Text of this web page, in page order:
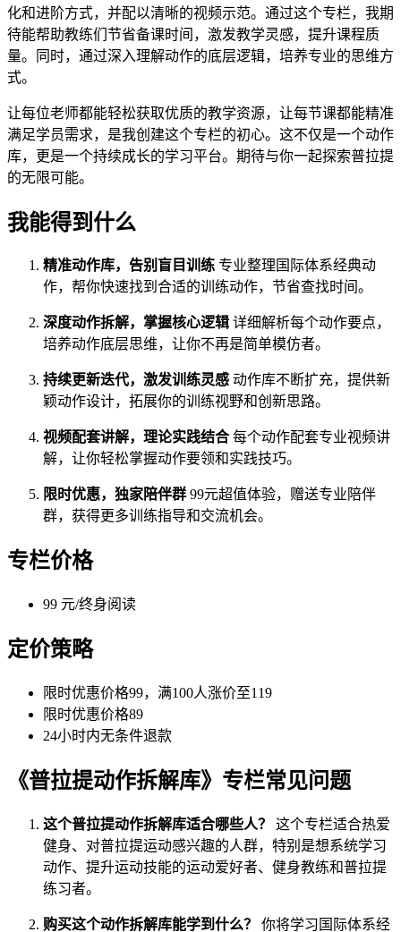
化和进阶方式，并配以清晰的视频示范。通过这个专栏，我期
待能帮助教练们节省备课时间，激发教学灵感，提升课程质
量。同时，通过深入理解动作的底层逻辑，培养专业的思维方
式。
让每位老师都能轻松获取优质的教学资源，让每节课都能精准
满足学员需求，是我创建这个专栏的初心。这不仅是一个动作
库，更是一个持续成长的学习平台。期待与你一起探索普拉提
的无限可能。
我能得到什么
精准动作库，告别盲目训练 专业整理国际体系经典动
作，帮你快速找到合适的训练动作，节省查找时间。
深度动作拆解，掌握核心逻辑 详细解析每个动作要点，
培养动作底层思维，让你不再是简单模仿者。
持续更新迭代，激发训练灵感 动作库不断扩充，提供新
颖动作设计，拓展你的训练视野和创新思路。
视频配套讲解，理论实践结合 每个动作配套专业视频讲
解，让你轻松掌握动作要领和实践技巧。
限时优惠，独家陪伴群 99元超值体验，赠送专业陪伴
群，获得更多训练指导和交流机会。
专栏价格
99 元/终身阅读
定价策略
限时优惠价格99，满100人涨价至119
限时优惠价格89
24小时内无条件退款
《普拉提动作拆解库》专栏常见问题
这个普拉提动作拆解库适合哪些人？
这个专栏适合热爱
健身、对普拉提运动感兴趣的人群，特别是想系统学习
动作、提升运动技能的运动爱好者、健身教练和普拉提
练习者。
购买这个动作拆解库能学到什么？ 你将学习国际体系经